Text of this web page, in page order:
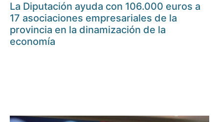
La Diputación ayuda con 106.000 euros a
17 asociaciones empresariales de la
provincia en la dinamización de la
economía